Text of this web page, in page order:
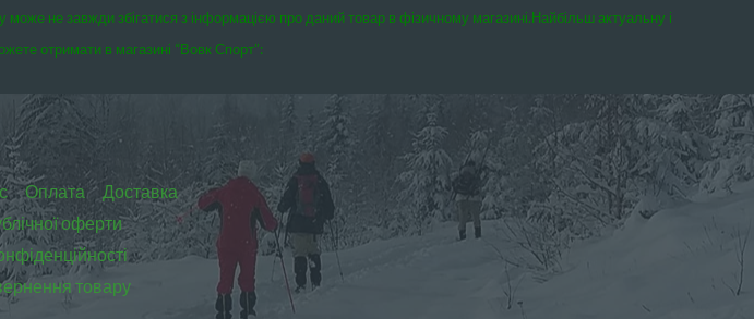
може не завжди збігатися з інформацією про даний товар в фізичному магазині.Найбільш актуальну і
отримати в магазині “Вовк Спорт”:
Оплата
Доставка
оферти
товару